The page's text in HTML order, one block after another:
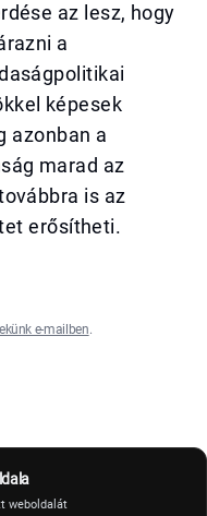
az lesz, hogy
a
képesek
azonban a
marad az
is az
erősítheti.
e-mailben.
weboldalát